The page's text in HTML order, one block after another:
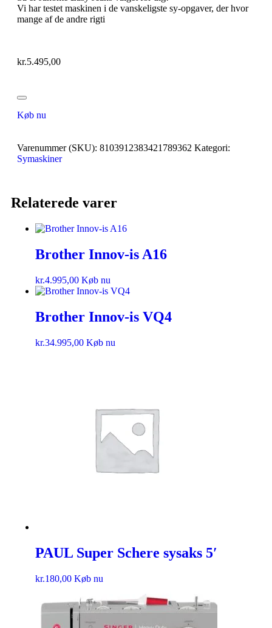
Vi har testet maskinen i de vanskeligste sy-opgaver, der hvor
mange af de andre rigti
kr.5.495,00
Køb nu
Varenummer (SKU): 8103912383421789362 Kategori:
Symaskiner
Relaterede varer
Brother Innov-is A16
kr.4.995,00 Køb nu
Brother Innov-is VQ4
kr.34.995,00 Køb nu
PAUL Super Schere sysaks 5′
kr.180,00 Køb nu